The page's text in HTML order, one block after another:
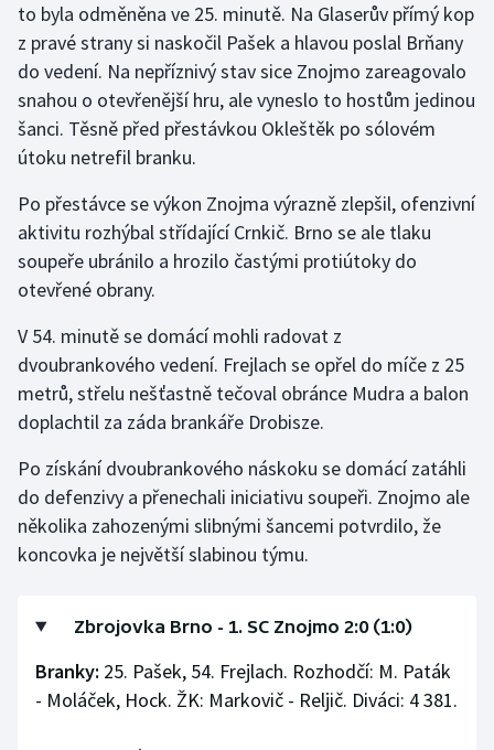
Krasobruslení
Lezení
Lyže a snowboard
Motorsport
Olympijské hry
Parasport
Plavání
Ragby
Rychlobruslení
Short track
Sportovní střelba
to byla odměněna ve 25. minutě. Na Glaserův přímý kop
z pravé strany si naskočil Pašek a hlavou poslal Brňany
do vedení. Na nepříznivý stav sice Znojmo zareagovalo
snahou o otevřenější hru, ale vyneslo to hostům jedinou
šanci. Těsně před přestávkou Okleštěk po sólovém
útoku netrefil branku.
Po přestávce se výkon Znojma výrazně zlepšil, ofenzivní
aktivitu rozhýbal střídající Crnkič. Brno se ale tlaku
soupeře ubránilo a hrozilo častými protiútoky do
otevřené obrany.
V 54. minutě se domácí mohli radovat z
dvoubrankového vedení. Frejlach se opřel do míče z 25
metrů, střelu nešťastně tečoval obránce Mudra a balon
doplachtil za záda brankáře Drobisze.
Po získání dvoubrankového náskoku se domácí zatáhli
do defenzivy a přenechali iniciativu soupeři. Znojmo ale
několika zahozenými slibnými šancemi potvrdilo, že
koncovka je největší slabinou týmu.
Zbrojovka Brno - 1. SC Znojmo 2:0 (1:0)
Branky: 25. Pašek, 54. Frejlach. Rozhodčí: M. Paták
- Moláček, Hock. ŽK: Markovič - Reljič. Diváci: 4 381.